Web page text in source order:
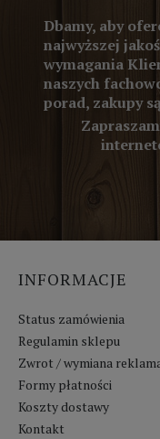
Dbamy, aby
najwyższej
wymagania
naszych
porad, zakupy
INFORMACJE
Status zamówienia
Regulamin sklepu
Zwrot / wymiana
Formy płatności
Koszty dostawy
Kontakt